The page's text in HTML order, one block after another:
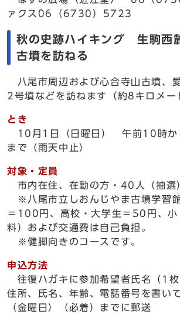
ァクス06（6730）5723
秋の史跡ハイキング 生駒西
古墳を訪ねる
八尾市周辺および心合寺山古墳、
2号墳などを訪ねます（約8キロメー
とき
10月1日（日曜日） 午前10時か
まで（雨天中止）
対象・定員
市内在住、在勤の方・40人（抽選
※八尾市立しおんじやま古墳学習
＝100円、高校・大学生＝50円、小
料）および交通費は自己負担。
※健脚向きのコースです。
申込方法
往復ハガキに参加希望者氏名（1枚
住所、氏名、年齢、電話番号を書い
（金曜日）（必着）までに郵送